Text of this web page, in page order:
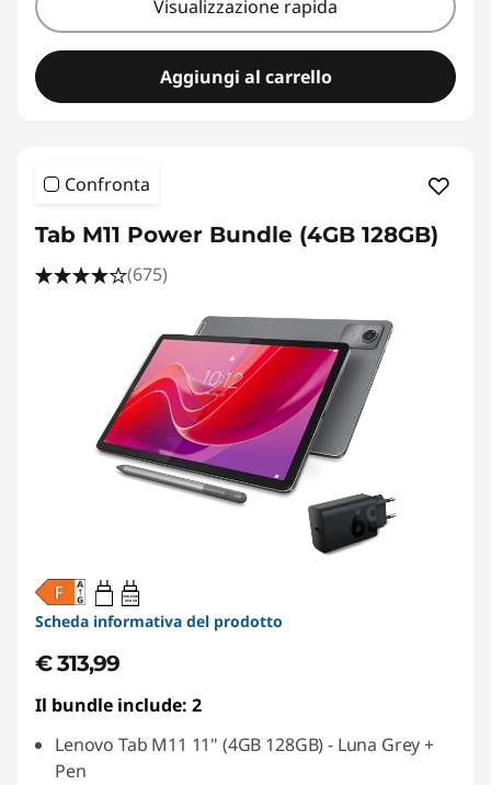
Visualizzazione rapida
Aggiungi al carrello
Confronta
Tab M11 Power Bundle (4GB 128GB)
(675)
20W-60W
USB PD
Scheda informativa del prodotto
€ 313,99
Il bundle include: 2
Lenovo Tab M11 11" (4GB 128GB) - Luna Grey +
Pen